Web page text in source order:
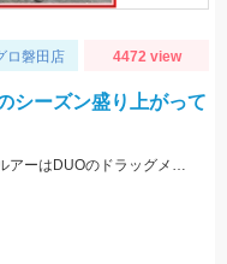
ロ磐田店 4472 view
シーズン盛り上がって
スタッフ村松がマゴチを釣りました。ヒットルアーはDUOのドラッグメタルキャストショット30gのイワシカラー。